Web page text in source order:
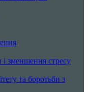
і зменшення стресу
та боротьби з